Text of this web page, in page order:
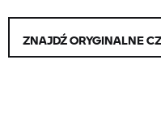
ZNAJDŹ ORYGINALNE